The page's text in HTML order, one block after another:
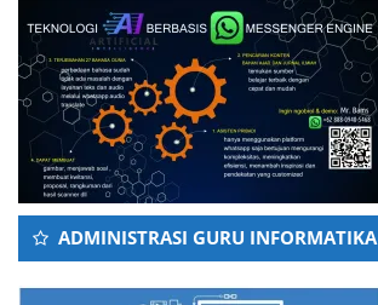
ADMINISTRASI GURU INFORMATIKA